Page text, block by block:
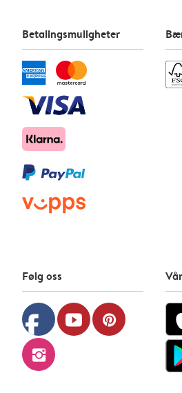
Betalingsmuligheter
Følg oss
facebook youtube pinterest
instagram